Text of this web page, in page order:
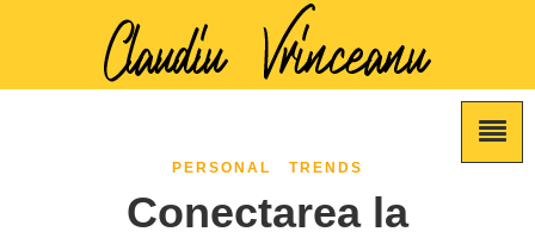
PERSONAL TRENDS
Conectarea la